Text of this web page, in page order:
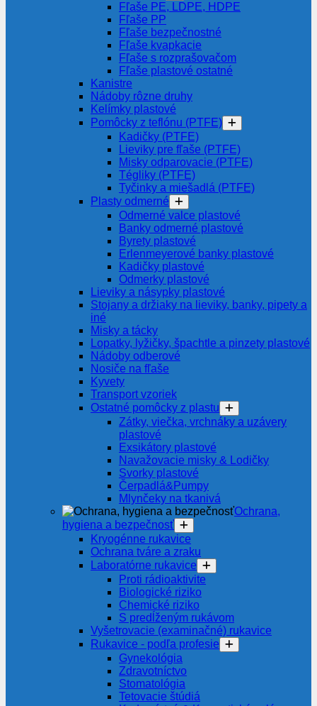
Fľaše PE, LDPE, HDPE
Fľaše PP
Fľaše bezpečnostné
Fľaše kvapkacie
Fľaše s rozprašovačom
Fľaše plastové ostatné
Kanistre
Nádoby rôzne druhy
Kelímky plastové
Pomôcky z teflónu (PTFE)
Kadičky (PTFE)
Lieviky pre fľaše (PTFE)
Misky odparovacie (PTFE)
Tégliky (PTFE)
Tyčinky a miešadlá (PTFE)
Plasty odmerné
Odmerné valce plastové
Banky odmerné plastové
Byrety plastové
Erlenmeyerové banky plastové
Kadičky plastové
Odmerky plastové
Lieviky a násypky plastové
Stojany a držiaky na lieviky, banky, pipety a
iné
Misky a tácky
Lopatky, lyžičky, špachtle a pinzety plastové
Nádoby odberové
Nosiče na fľaše
Kyvety
Transport vzoriek
Ostatné pomôcky z plastu
Zátky, viečka, vrchnáky a uzávery
plastové
Exsikátory plastové
Navažovacie misky & Lodičky
Svorky plastové
Čerpadlá&Pumpy
Mlynčeky na tkanivá
Ochrana,
hygiena a bezpečnosť
Kryogénne rukavice
Ochrana tváre a zraku
Laboratórne rukavice
Proti rádioaktivite
Biologické riziko
Chemické riziko
S predĺženým rukávom
Vyšetrovacie (examinačné) rukavice
Rukavice - podľa profesie
Gynekológia
Zdravotníctvo
Stomatológia
Tetovacie štúdiá